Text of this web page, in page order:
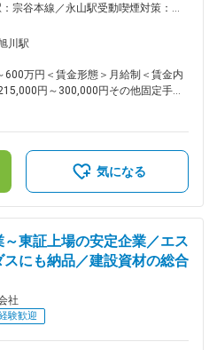
材のルート営業を行います。 建物や
礎部分を作る工事に用いる大切な資材
ル 当社の営業先
ネコンです。 ヘルメットを被りワイ
社は、扱えない商品を探す方が難し
ーと取引があり、お客様のニーズに合
す。 お客様からの依頼事項（見積・
談など）に誠実に対応し、クワザワの
理系よりも文系出身の方が多く、未
いくプロセスが確立しています。 入
修で建設業界の用語をテキストを用い
きます。 一通りの予備知識がついて
お客様先を訪問し、営業を学んでいき
駅再開発や北海道新幹線の営業展開が
宗谷本線／永山駅受動喫煙対策：敷
更の範囲：会社の定める事業所
川駅
600万円＜賃金形態＞月給制＜賃金内
円～300,000円その他固定手当/
績3.5～4.0ヵ月分・営業手当：
支援手当：7,000円／月（32歳まで）
金額であり、選考を通じて上下する可
気になる
～東証上場の安定企業／エス
にも納品／建設資材の総合
社
験歓迎